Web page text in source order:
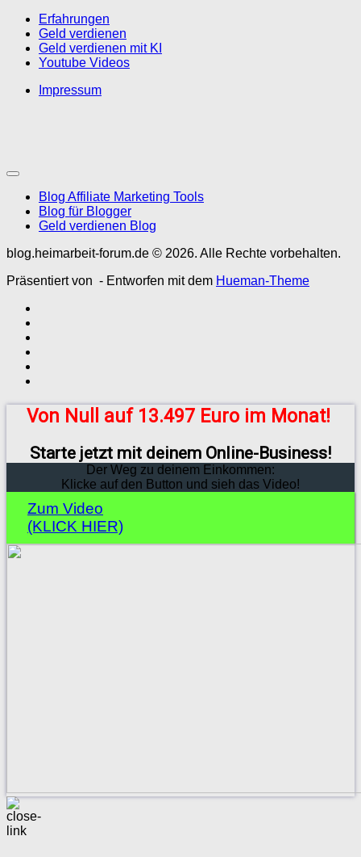
Erfahrungen
Geld verdienen
Geld verdienen mit KI
Youtube Videos
Impressum
Blog Affiliate Marketing Tools
Blog für Blogger
Geld verdienen Blog
blog.heimarbeit-forum.de © 2026. Alle Rechte vorbehalten.
Präsentiert von - Entworfen mit dem Hueman-Theme
Von Null auf 13.497 Euro im Monat!
Starte jetzt mit deinem Online-Business!
Der Weg zu deinem Einkommen:
Klicke auf den Button und sieh das Video!
Zum Video
(KLICK HIER)